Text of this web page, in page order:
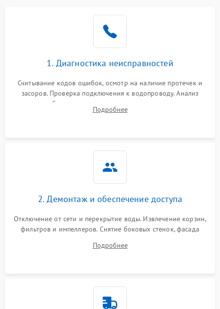
Проблемы с1. Диагностика неисправностей
Считывание кодов ошибок, осмотр на наличие протечек и
засоров. Проверка подключения к водопроводу. Анализ
жалоб на отсутствие слива, нагрева, вращения
разбрызгивателей или срабатывание системы защиты
Подробнее
2. Демонтаж и обеспечение доступа
Отключение от сети и перекрытие воды. Извлечение корзин,
фильтров и импеллеров. Снятие боковых стенок, фасада
циркуляционному насосу, ТЭНу и сливной помпе.
Подробнее